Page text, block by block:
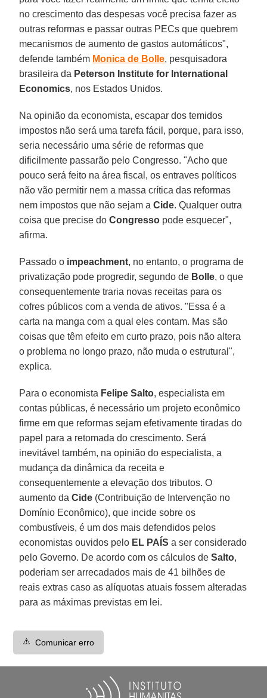
no crescimento das despesas você precisa fazer as
outras reformas e passar outras PECs que quebrem
mecanismos de aumento de gastos automáticos",
defende também Monica de Bolle, pesquisadora
brasileira da Peterson Institute for International
Economics, nos Estados Unidos.
Na opinião da economista, escapar dos temidos
impostos não será uma tarefa fácil, porque, para isso,
seria necessário uma série de reformas que
dificilmente passarão pelo Congresso. "Acho que
pouco será feito na área fiscal, os entraves políticos
não vão permitir nem a massa crítica das reformas
nem impostos que não sejam aCide. Qualquer outra
coisa que precise doCongresso pode esquecer",
afirma.
Passado o impeachment, no entanto, o programa de
privatização pode progredir, segundo de Bolle, o que
consequentemente traria novas receitas para os
cofres públicos com a venda de ativos. "Essa é a
carta na manga com a qual eles contam. Mas são
coisas que têm efeito em curto prazo, pois não altera
o problema no longo prazo, não muda o estrutural",
explica.
Para o economista Felipe Salto, especialista em
contas públicas, é necessário um projeto econômico
firme em que reformas sejam efetivamente tiradas do
papel para a retomada do crescimento. Será
inevitável também, na opinião do especialista, a
mudança da dinâmica da receita e
consequentemente a elevação dos tributos. O
aumento daCide (Contribuição de Intervenção no
Domínio Econômico), que incide sobre os
combustíveis, é um dos mais defendidos pelos
economistas ouvidos pelo EL PAÍS a ser considerado
pelo Governo. De acordo com os cálculos deSalto,
poderiam ser arrecadados mais de 41 bilhões de
reais extras caso as alíquotas atuais fossem alteradas
para as máximas previstas em lei.
⚠️ Comunicar erro